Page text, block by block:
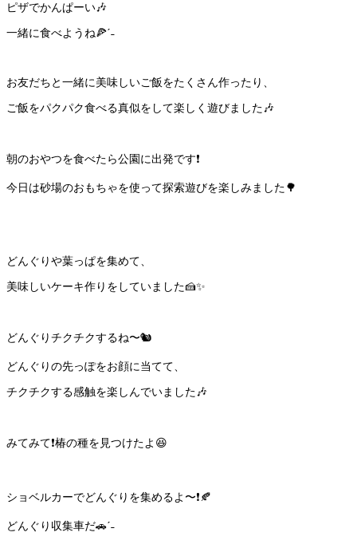
ピザでかんぱーい🎶
一緒に食べようね🍕ˊ˗
お友だちと一緒に美味しいご飯をたくさん作ったり、
ご飯をパクパク食べる真似をして楽しく遊びました🎶
朝のおやつを食べたら公園に出発です❗️
今日は砂場のおもちゃを使って探索遊びを楽しみました🌳
どんぐりや葉っぱを集めて、
美味しいケーキ作りをしていました🍰✨
どんぐりチクチクするね〜🐿️
どんぐりの先っぽをお顔に当てて、
チクチクする感触を楽しんでいました🎶
みてみて❗️椿の種を見つけたよ😆
ショベルカーでどんぐりを集めるよ〜❗️🍂
どんぐり収集車だ🚗ˊ˗